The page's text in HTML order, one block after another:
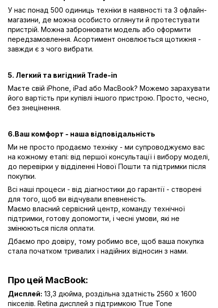
У нас понад 500 одиниць техніки в наявності та 3 офлайн-
магазини, де можна особисто оглянути й протестувати
пристрій. Можна забронювати модель або оформити
передзамовлення. Асортимент оновлюється щотижня -
завжди є з чого вибрати.
5. Легкий та вигідний Trade-in
Маєте свій iPhone, iPad або MacBook? Можемо зарахувати
його вартість при купівлі іншого пристрою. Просто, чесно,
без знецінення.
6.Ваш комфорт - наша відповідальність
Ми не просто продаємо техніку - ми супроводжуємо вас
на кожному етапі: від першої консультації і вибору моделі,
до перевірки у відділенні Нової Пошти та підтримки після
покупки.
Всі наші процеси - від діагностики до гарантії - створені
для того, щоб ви відчували впевненість.
Маємо власний сервісний центр, команду технічної
підтримки, готову допомогти, і чесні умови, які не
змінюються після оплати.
Дбаємо про довіру, тому робимо все, щоб ваша покупка
стала початком тривалих і надійних відносин з нами.
Про цей MacBook:
Дисплей: 13,3 дюйма, роздільна здатність 2560 x 1600
пікселів. Retina дисплей з підтримкою True Tone